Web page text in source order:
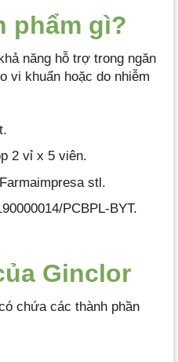
phẩm gì?
năng hỗ trợ trong ngăn
vi khuẩn hoặc do nhiễm
2 vỉ x 5 viên.
stl.
PCBPL-BYT.
Ginclor
chứa các thành phần